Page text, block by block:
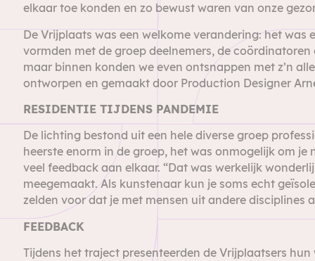
elkaar toe konden en zo bewust waren van onze
De Vrijplaats was een welkome verandering: het
vormden met de groep deelnemers, de
maar binnen konden we even ontsnappen met z’n
ontworpen en gemaakt door Production Designer
RESIDENTIE TIJDENS PANDEMIE
De lichting bestond uit een hele diverse groep
heerste enorm in de groep, het was onmogelijk om
veel feedback aan elkaar. “Dat was werkelijk
meegemaakt. Als kunstenaar kun je soms echt
zelden voor dat je met mensen uit andere disciplines
FEEDBACK
Tijdens het traject presenteerden de Vrijplaatsers